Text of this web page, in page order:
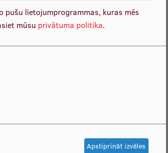
grāds atbilstīgā
pušu lietojumprogrammas, kuras mēs
mūsu privātuma politika.
Apstiprināt izvēles